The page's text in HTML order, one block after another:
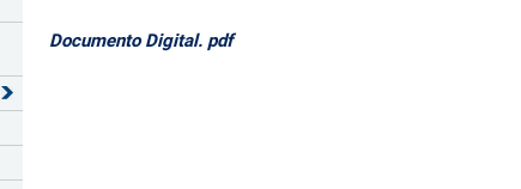
Documento Digital. pdf